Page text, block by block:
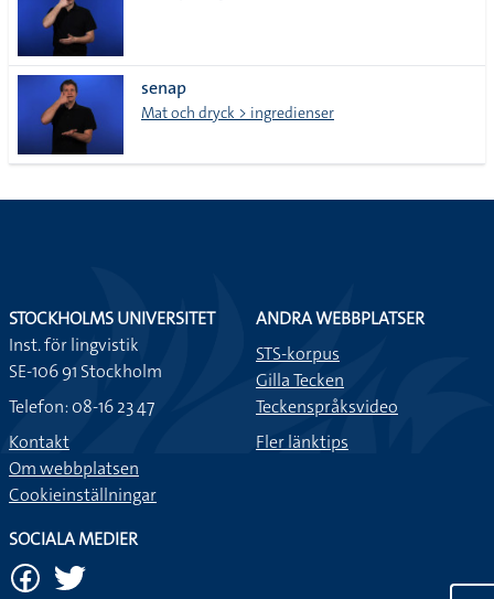
senap
Mat och dryck > ingredienser
STOCKHOLMS UNIVERSITET
Inst. för lingvistik
SE-106 91 Stockholm
Telefon: 08-16 23 47
Kontakt
Om webbplatsen
Cookieinställningar
ANDRA WEBBPLATSER
STS-korpus
Gilla Tecken
Teckenspråksvideo
Fler länktips
SOCIALA MEDIER